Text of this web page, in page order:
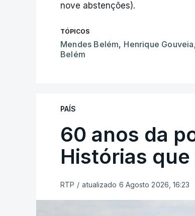
nove abstenções).
TÓPICOS
Mendes Belém, Henrique Gouveia
Belém
PAÍS
60 anos da
Histórias
RTP / atualizado 6 Agosto 2026, 16:23